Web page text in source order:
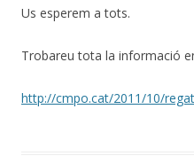
Us esperem a tots.
Trobareu tota la informació
http://cmpo.cat/2011/10/